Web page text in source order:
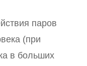
паров
(при
в больших